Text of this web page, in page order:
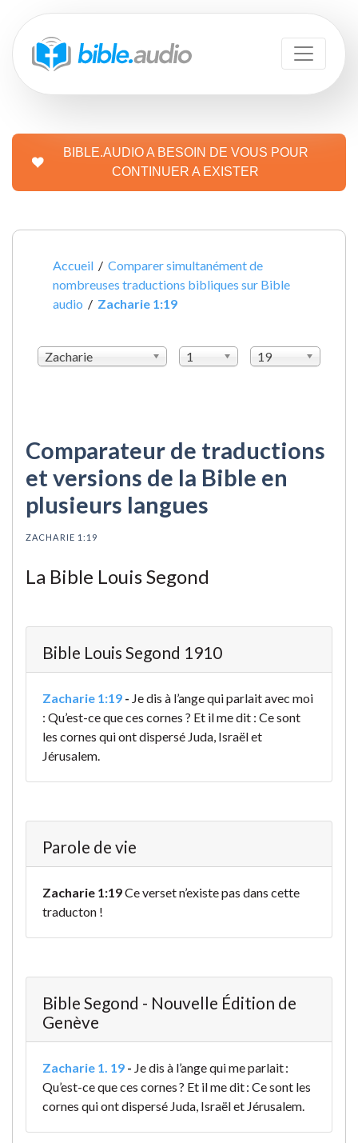
BIBLE.AUDIO A BESOIN DE VOUS POUR
CONTINUER A EXISTER
Accueil /Comparer simultanément de
nombreuses traductions bibliques sur Bible
audio / Zacharie 1:19
Zacharie 1 19
Comparateur de traductions
et versions de la Bible en
plusieurs langues
ZACHARIE 1:19
La Bible Louis Segond
Bible Louis Segond 1910
Zacharie 1:19 - Je dis à l’ange qui parlait avec moi
: Qu’est-ce que ces cornes ? Et il me dit : Ce sont
les cornes qui ont dispersé Juda, Israël et
Jérusalem.
Parole de vie
Zacharie 1:19Ce verset n’existe pas dans cette
traducton !
Bible Segond - Nouvelle Édition de
Genève
Zacharie 1. 19 - Je dis à l’ange qui me parlait :
Qu’est-ce que ces cornes ? Et il me dit : Ce sont les
cornes qui ont dispersé Juda, Israël et Jérusalem.